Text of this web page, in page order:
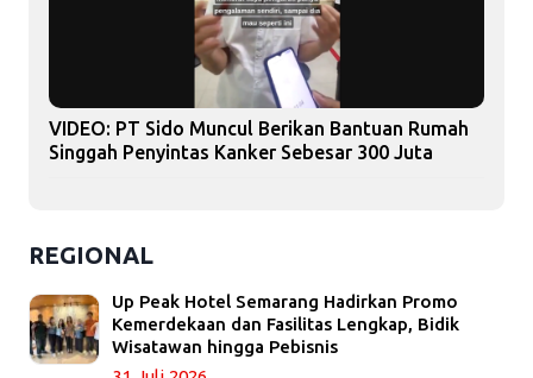
VIDEO: PT Sido Muncul Berikan Bantuan Rumah
Singgah Penyintas Kanker Sebesar 300 Juta
REGIONAL
Up Peak Hotel Semarang Hadirkan Promo
Kemerdekaan dan Fasilitas Lengkap, Bidik
Wisatawan hingga Pebisnis